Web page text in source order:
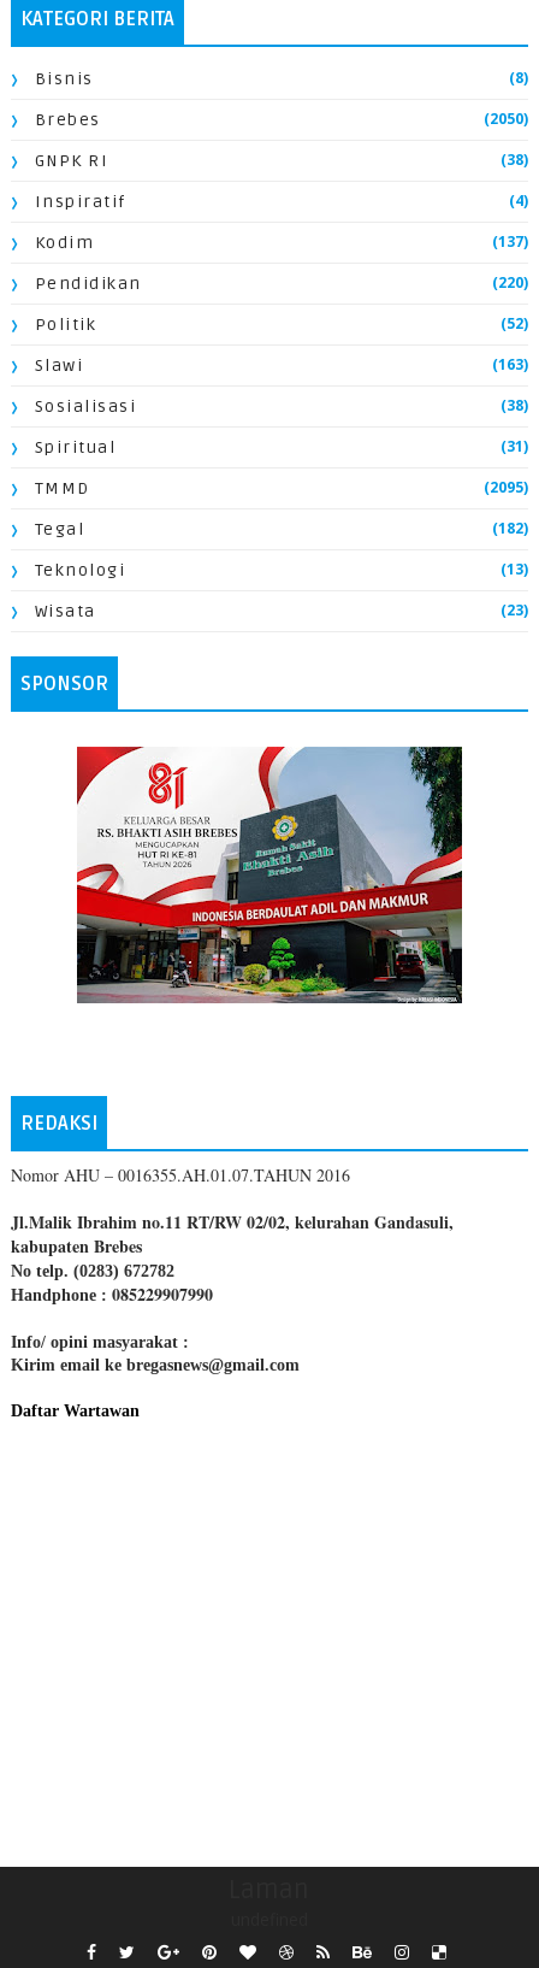
KATEGORI BERITA
Bisnis (8)
Brebes (2050)
GNPK RI (38)
Inspiratif (4)
Kodim (137)
Pendidikan (220)
Politik (52)
Slawi (163)
Sosialisasi (38)
Spiritual (31)
TMMD (2095)
Tegal (182)
Teknologi (13)
Wisata (23)
SPONSOR
REDAKSI
Nomor AHU – 0016355.AH.01.07.TAHUN 2016
Jl.Malik Ibrahim no.11 RT/RW 02/02, kelurahan Gandasuli,
kabupaten Brebes
No telp. (0283) 672782
Handphone : 085229907990
Info/ opini masyarakat :
Kirim email ke bregasnews@gmail.com
Daftar Wartawan